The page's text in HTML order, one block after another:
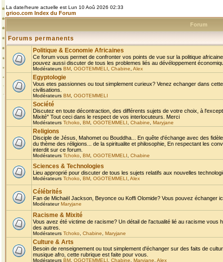
La date/heure actuelle est Lun 10 Aoû 2026 02:33
grioo.com Index du Forum
Forum
Forums permanents
Politique & Economie Africaines
Ce forum vous permet de confronter vos points de vue sur la politique
pouvez aussi discuter de tous les problemes liés au dévéloppement
Modérateurs BM OGOTEMMELI Chabine Alex
Egyptologie
Vous etes passionnes ou tout simplement curieux? Venez echanger dans
civilisations.
Modérateurs BM OGOTEMMELI
Société
Discutez en toute décontraction, des différents sujets de votre choix, à
Mixité" Tout ceci dans le respect de vos interlocuteurs. Merci
Modérateurs Tchoko BM OGOTEMMELI Chabine Maryjane
Religions
Disciple de Jésus, Mahomet ou Bouddha... En quête d'échange avec des
du thème des réligions... de la spiritualite et philosophie, En respectant les
interdit sur ce forum.
Modérateurs Tchoko BM OGOTEMMELI Chabine
Sciences & Technologies
Lieu approprié pour discuter de tous les sujets relatifs aux nouvelles
Modérateurs Tchoko BM OGOTEMMELI Alex
Célébrités
Fan de Michaël Jackson, Beyonce ou Koffi Olomide? Vous pouvez échanger
ModérateurMaryjane
Racisme & Mixité
Vous avez été victime de racisme? Un détail de l'actualité lié au racisme
des autres.
Modérateurs Tchoko Chabine Maryjane
Culture & Arts
Besoin de renseignement ou tout simplement d'échanger sur des faits de
musique afro, cette rubrique est faite pour vous.
Modérateurs BM OGOTEMMELI Chabine Maryjane Alex